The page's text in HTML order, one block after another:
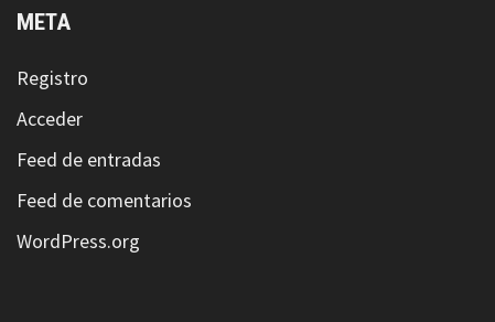
META
Registro
Acceder
Feed de entradas
Feed de comentarios
WordPress.org